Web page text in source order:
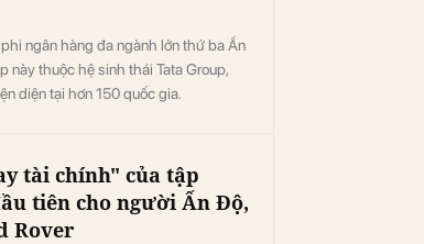
ngân hàng đa ngành lớn thứ ba Ấn
này thuộc hệ sinh thái Tata Group,
diện tại hơn 150 quốc gia.
tài chính" của tập
tiên cho người Ấn Độ,
Rover